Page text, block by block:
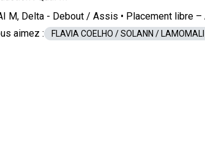
M, Delta - Debout / Assis • Placement libre
aimez :
FLAVIA COELHO / SOLANN / LAMOMALI